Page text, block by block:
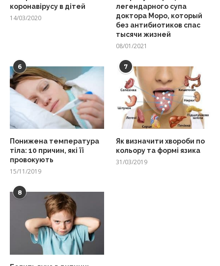
коронавірусу в дітей
14/03/2020
легендарного супа
доктора Моро, который
без антибиотиков спас
тысячи жизней
08/01/2021
6
Понижена температура
тіла: 10 причин, які її
провокують
15/11/2019
7
Як визначити хвороби по
кольору та формі язика
31/03/2019
8